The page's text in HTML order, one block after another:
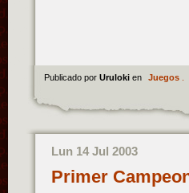
Publicado por Uruloki en Juegos.
Lun 14 Jul 2003
Primer